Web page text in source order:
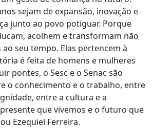
sejam de expansão, inovação e
junto ao povo potiguar. Porque
acolhem e transformam não
seu tempo. Elas pertencem à
é feita de homens e mulheres
pontes, o Sesc e o Senac são
o conhecimento e o trabalho, entre
entre a cultura e a
que vivemos e o futuro que
Ezequiel Ferreira.